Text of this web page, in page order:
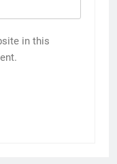
in this